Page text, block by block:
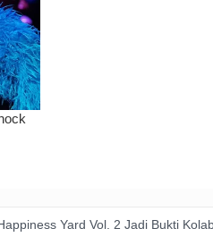
Vol. 2 Jadi Bukti Kolaborasi